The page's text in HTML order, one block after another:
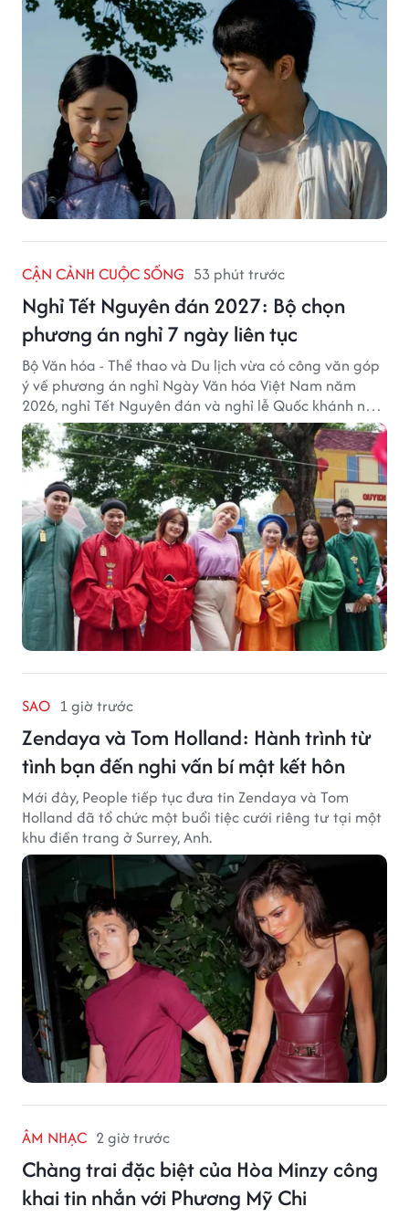
CẬN CẢNH CUỘC SỐNG 53 phút trước
Nghỉ Tết Nguyên đán 2027: Bộ chọn
phương án nghỉ 7 ngày liên tục
Bộ Văn hóa - Thể thao và Du lịch vừa có công văn góp
ý về phương án nghỉ Ngày Văn hóa Việt Nam năm
2026, nghỉ Tết Nguyên đán và nghỉ lễ Quốc khánh năm
2027.
SAO 1 giờ trước
Zendaya và Tom Holland: Hành trình từ
tình bạn đến nghi vấn bí mật kết hôn
Mới đây, People tiếp tục đưa tin Zendaya và Tom
Holland đã tổ chức một buổi tiệc cưới riêng tư tại một
khu điền trang ở Surrey, Anh.
ÂM NHẠC 2 giờ trước
Chàng trai đặc biệt của Hòa Minzy công
khai tin nhắn với Phương Mỹ Chi